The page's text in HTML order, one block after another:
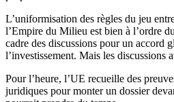
L’uniformisation des règles du jeu
l’Empire du Milieu est bien à l’ordre
cadre des discussions pour un accord
l’investissement. Mais les discussions
Pour l’heure, l’UE recueille des
juridiques pour monter un dossier